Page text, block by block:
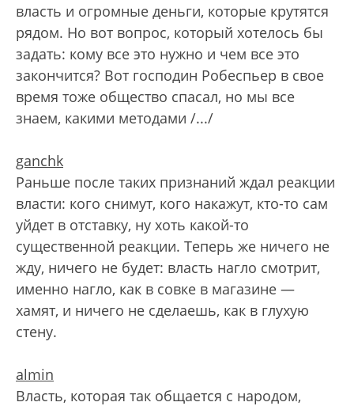
власть и огромные деньги, которые крутятся
рядом. Но вот вопрос, который хотелось бы
задать: кому все это нужно и чем все это
закончится? Вот господин Робеспьер в свое
время тоже общество спасал, но мы все
знаем, какими методами /.../
ganchk
Раньше после таких признаний ждал реакции
власти: кого снимут, кого накажут, кто-то сам
уйдет в отставку, ну хоть какой-то
существенной реакции. Теперь же ничего не
жду, ничего не будет: власть нагло смотрит,
именно нагло, как в совке в магазине —
хамят, и ничего не сделаешь, как в глухую
стену.
almin
Власть, которая так общается с народом,